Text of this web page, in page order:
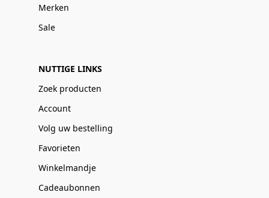
Merken
Sale
NUTTIGE LINKS
Zoek producten
Account
Volg uw bestelling
Favorieten
Winkelmandje
Cadeaubonnen